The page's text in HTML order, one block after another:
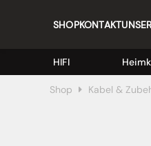
SHOPKONTAKT
HIFI
Shop Kabel &